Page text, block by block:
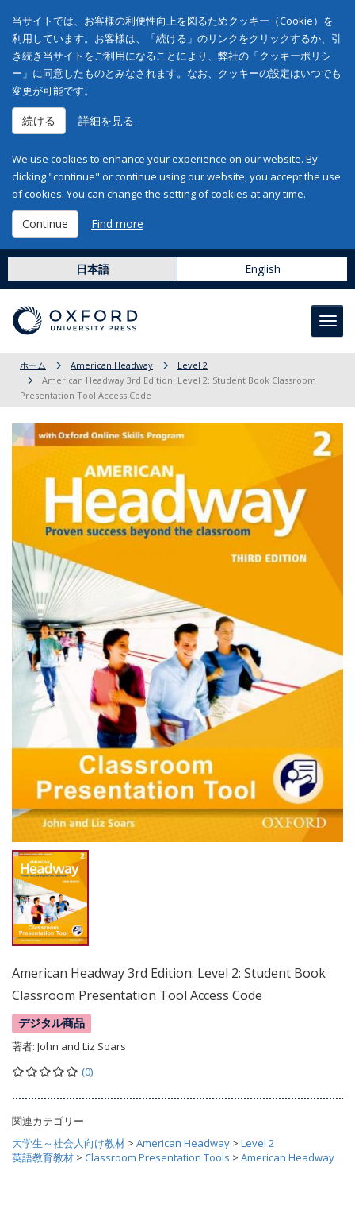
当サイトでは、お客様の利便性向上を図るためクッキー（Cookie）を
利用しています。お客様は、「続ける」のリンクをクリックするか、引
き続き当サイトをご利用になることにより、弊社の「クッキーポリシ
ー」に同意したものとみなされます。なお、クッキーの設定はいつでも
変更が可能です。
続ける 詳細を見る
We use cookies to enhance your experience on our website. By
clicking "continue" or continue using our website, you accept the use
of cookies. You can change the setting of cookies at any time.
Continue Find more
日本語 English
ホーム American Headway
Level 2
American Headway 3rd Edition: Level 2: Student Book Classroom
Presentation Tool Access Code
American Headway 3rd Edition: Level 2: Student Book
Classroom Presentation Tool Access Code
デジタル商品
著者: John and Liz Soars
(0)
関連カテゴリー
大学生～社会人向け教材 > American Headway > Level 2
英語教育教材 > Classroom Presentation Tools > American Headway